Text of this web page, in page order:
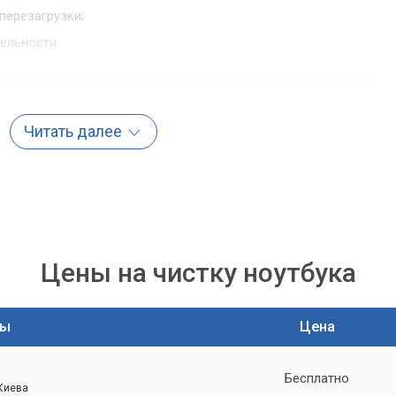
– это не просто удаление пыли, это комплексная
опытными специалистами с использованием
Читать далее
Цены на чистку ноутбука
Цена
Бесплатно